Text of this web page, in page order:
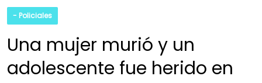
- Policiales
Una mujer murió y un
adolescente fue herido en